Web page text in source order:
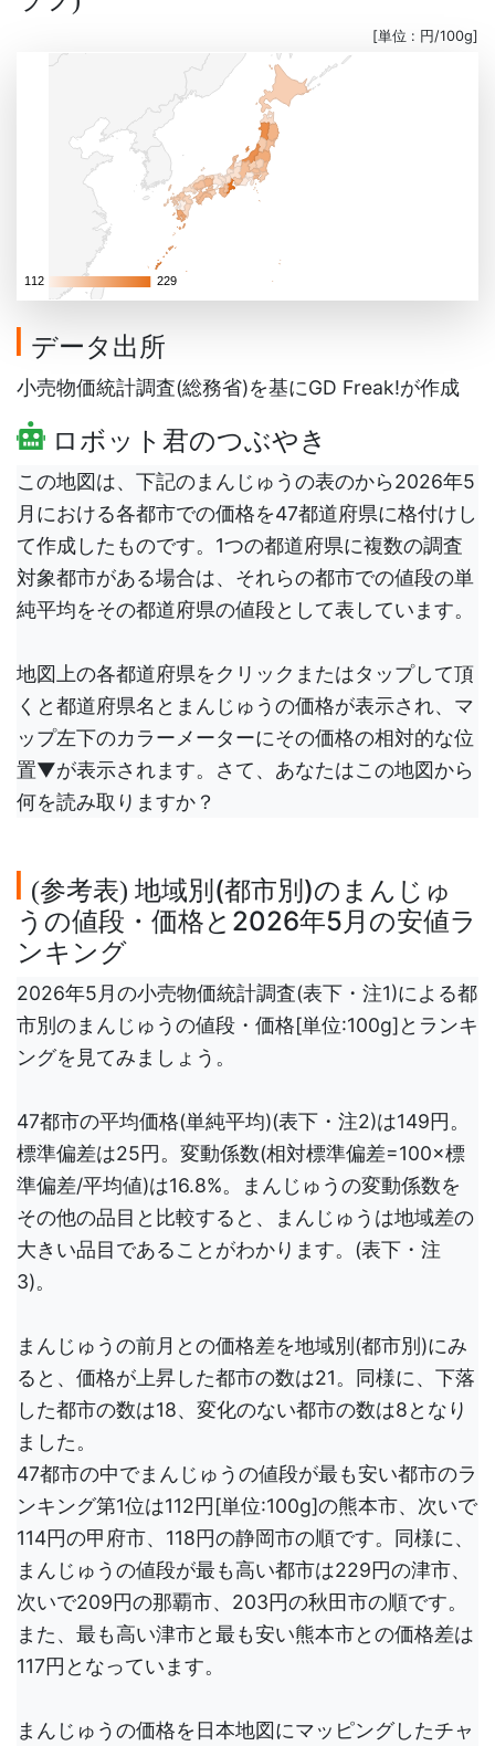
[単位 : 円/100g]
112
112 229
229
データ出所
小売物価統計調査(総務省)を基にGD Freak!が作成
ロボット君のつぶやき
この地図は、下記のまんじゅうの表のから2026年5
月における各都市での価格を47都道府県に格付けし
て作成したものです。1つの都道府県に複数の調査
対象都市がある場合は、それらの都市での値段の単
純平均をその都道府県の値段として表しています。
地図上の各都道府県をクリックまたはタップして頂
くと都道府県名とまんじゅうの価格が表示され、マ
ップ左下のカラーメーターにその価格の相対的な位
置▼が表示されます。さて、あなたはこの地図から
何を読み取りますか？
(参考表) 地域別(都市別)のまんじゅ
うの値段・価格と2026年5月の安値ラ
ンキング
2026年5月の小売物価統計調査(表下・注1)による都
市別のまんじゅうの値段・価格[単位:100g]とランキ
ングを見てみましょう。
47都市の平均価格(単純平均)(表下・注2)は149円。
標準偏差は25円。変動係数(相対標準偏差=100×標
準偏差/平均値)は16.8%。まんじゅうの変動係数を
その他の品目と比較すると、まんじゅうは地域差の
大きい品目であることがわかります。(表下・注
3)。
まんじゅうの前月との価格差を地域別(都市別)にみ
ると、価格が上昇した都市の数は21。同様に、下落
した都市の数は18、変化のない都市の数は8となり
ました。
47都市の中でまんじゅうの値段が最も安い都市のラ
ンキング第1位は112円[単位:100g]の熊本市、次いで
114円の甲府市、118円の静岡市の順です。同様に、
まんじゅうの値段が最も高い都市は229円の津市、
次いで209円の那覇市、203円の秋田市の順です。
また、最も高い津市と最も安い熊本市との価格差は
117円となっています。
まんじゅうの価格を日本地図にマッピングしたチャ